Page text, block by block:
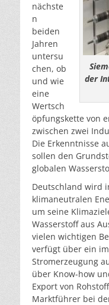
der
nächste
n
beiden
Jahren
untersu
chen, ob
und wie
eine
Wertsch
öpfungskette von
zwischen zwei
Die Erkenntnisse
sollen den
globalen
Deutschland wird
klimaneutralen
um seine
Wasserstoff aus
vielen wichtigen
verfügt über ein
Stromerzeugung
über Know-how
Export von
Marktführer bei